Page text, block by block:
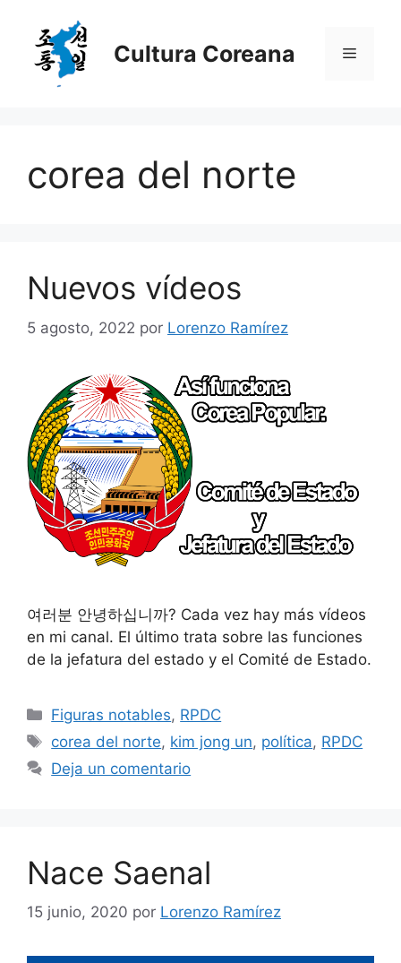
contenido
Cultura Coreana Menú
corea del norte
Nuevos vídeos
5 agosto, 2022 por Lorenzo Ramírez
여러분 안녕하십니까? Cada vez hay más vídeos
en mi canal. El último trata sobre las funciones
de la jefatura del estado y el Comité de Estado.
Categorías
Figuras notables, RPDC
Etiquetas
corea del norte, kim jong un, política, RPDC
Deja un comentario
Nace Saenal
15 junio, 2020 por Lorenzo Ramírez